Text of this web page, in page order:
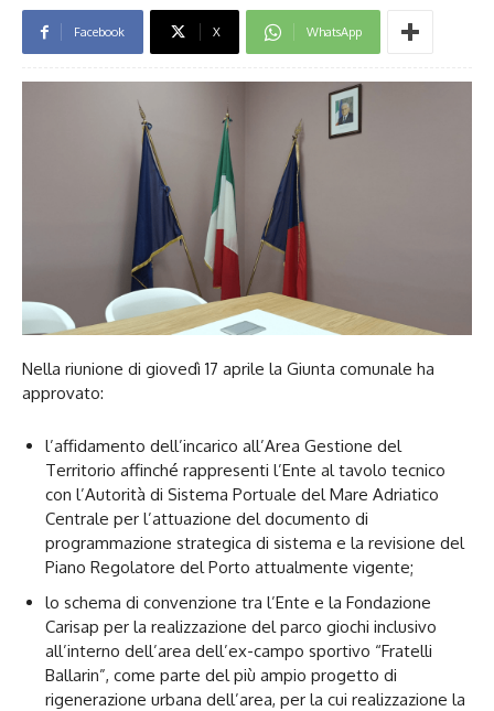
Facebook X WhatsApp
Nella riunione di giovedì 17 aprile la Giunta comunale ha
approvato:
l’affidamento dell’incarico all’Area Gestione del
Territorio affinché rappresenti l’Ente al tavolo tecnico
con l’Autorità di Sistema Portuale del Mare Adriatico
Centrale per l’attuazione del documento di
programmazione strategica di sistema e la revisione del
Piano Regolatore del Porto attualmente vigente;
lo schema di convenzione tra l’Ente e la Fondazione
Carisap per la realizzazione del parco giochi inclusivo
all’interno dell’area dell’ex-campo sportivo “Fratelli
Ballarin”, come parte del più ampio progetto di
rigenerazione urbana dell’area, per la cui realizzazione la